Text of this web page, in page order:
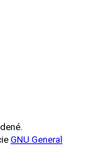
GNU General